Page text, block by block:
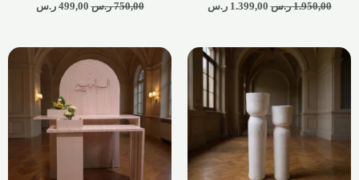
1.950,00 ر.س 1.399,00 ر.س 750,00 ر.س 499,00 ر.س